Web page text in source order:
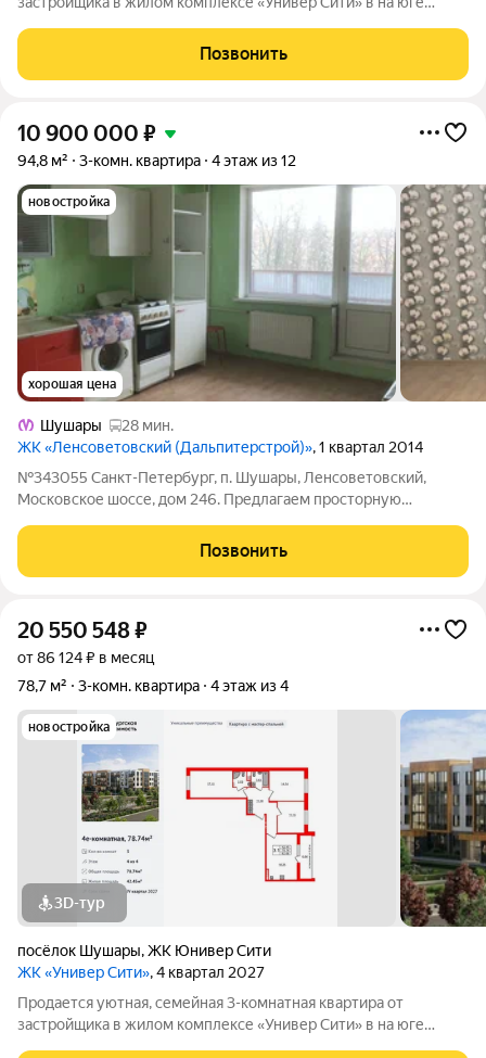
всего за 30 минут. Мастер-спальня с собственной ванной
комнатой. Самое приватное
Позвонить
10 900 000 ₽
94,8 м² 3-комн. квартира 4 этаж из 12
новостройка
хорошая цена
Шушары
28 мин.
ЖК «Ленсоветовский (Дальпитерстрой)», 1 квартал 2014
№343055 Санкт-Петербург, п. Шушары, Ленсоветовский,
Московское шоссе, дом 246. Предлагаем просторную
п.Ленсоветовский (Пушкинский р-н). Все три комнаты -
изолированные, что гарантирует личное
Позвонить
20 550 548₽
от 86 124 ₽ в месяц
78,7 м²
3-комн. квартира 4 этаж из 4
новостройка
3D-тур
посёлок Шушары,ЖК Юнивер Сити
ЖК «Универ Сити», 4 квартал 2027
Продается уютная, семейная 3-комнатная квартира от
застройщика в жилом комплексе «Универ Сити» в на юге